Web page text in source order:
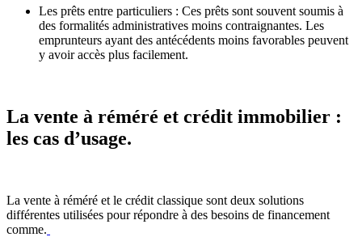
Les prêts entre particuliers : Ces prêts sont souvent soumis à
des formalités administratives moins contraignantes. Les
emprunteurs ayant des antécédents moins favorables peuvent
y avoir accès plus facilement.
La vente à réméré et crédit immobilier :
les cas d’usage.
La vente à réméré et le crédit classique sont deux solutions
différentes utilisées pour répondre à des besoins de financement
comme.